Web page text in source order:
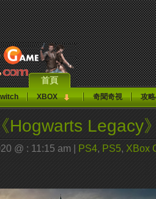
首頁
XBOX 奇聞奇視 攻
Hogwarts Legacy
@ : 11:15 am | PS4, PS5, XBox